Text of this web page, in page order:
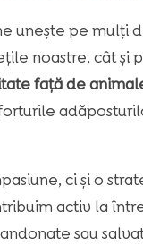
unește pe mulți
noastre, cât și
față de
ci și o
activ la
sau